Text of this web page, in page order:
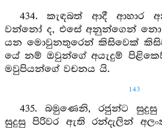
434. කැඳබත් ආදී ආහාර
වන්නෝ ද, එසේ අනුන්ගෙන් නො
යන මොවුනතුරෙන් කිසිවෙක්
යේ නම් ඔවුන්ගේ අයැදුම්
මවුපියන්ගේ වචනය යි.
143
435. බමුණෙනි, රජුන්ට
සුදුසු පිරිවර ඇති රන්දැලින්